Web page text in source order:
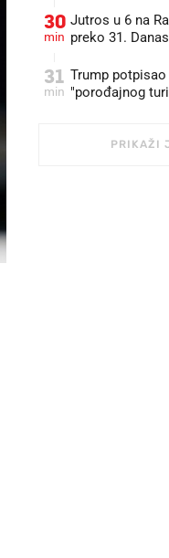
30
min
Jutros u 6 na
preko 31.
31
min
Trump
"porođajnog
PRIKAŽI